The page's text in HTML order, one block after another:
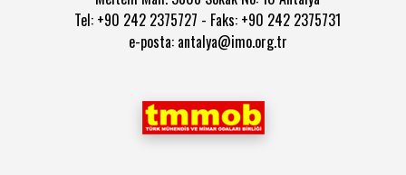
Tel: +90 242 2375727 - Faks: +90 242 2375731
e-posta: antalya@imo.org.tr